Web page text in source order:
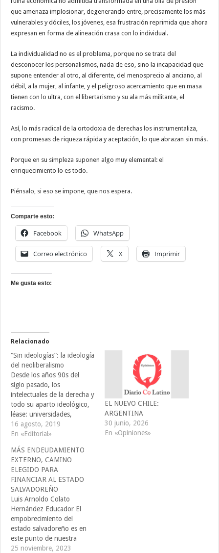
que amenaza implosionar, degenerando entre, precisamente los más
vulnerables y dóciles, los jóvenes, esa frustración reprimida que ahora
expresan en forma de alineación crasa con lo individual.
La individualidad no es el problema, porque no se trata del
desconocer los personalismos, nada de eso, sino la incapacidad que
supone entender al otro, al diferente, del menosprecio al anciano, al
débil, a la mujer, al infante, y el peligroso acercamiento que en masa
tienen con lo ultra, con el libertarismo y su ala más militante, el
racismo.
Así, lo más radical de la ortodoxia de derechas los instrumentaliza,
con promesas de riqueza rápida y aceptación, lo que abrazan sin más.
Porque en su simpleza suponen algo muy elemental: el
enriquecimiento lo es todo.
Piénsalo, si eso se impone, que nos espera.
Comparte esto:
Facebook WhatsApp
Correo electrónico X Imprimir
Me gusta esto:
Relacionado
“Sin ideologías”: la ideología
del neoliberalismo
Desde los años 90s del
siglo pasado, los
intelectuales de la derecha y
todo su aparto ideológico,
léase: universidades,
iglesias, partidos políticos,
tanques de pensamiento,
idea de que con el
derrumbe del bloque
socialista, la ideología o las
ideologías, también se
habían derrumbado.
Entonces, no más…
16 agosto, 2019
En «Editorial»
EL NUEVO CHILE:
ARGENTINA
30 junio, 2026
En «Opiniones»
MÁS ENDEUDAMIENTO
EXTERNO, CAMINO
ELEGIDO PARA
FINANCIAR AL ESTADO
SALVADOREÑO
Luis Arnoldo Colato
Hernández Educador El
empobrecimiento del
estado salvadoreño es en
este punto de nuestra
historia, inmanejable, pues
25 noviembre, 2023